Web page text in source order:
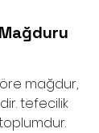
mağdur,
tefecilik